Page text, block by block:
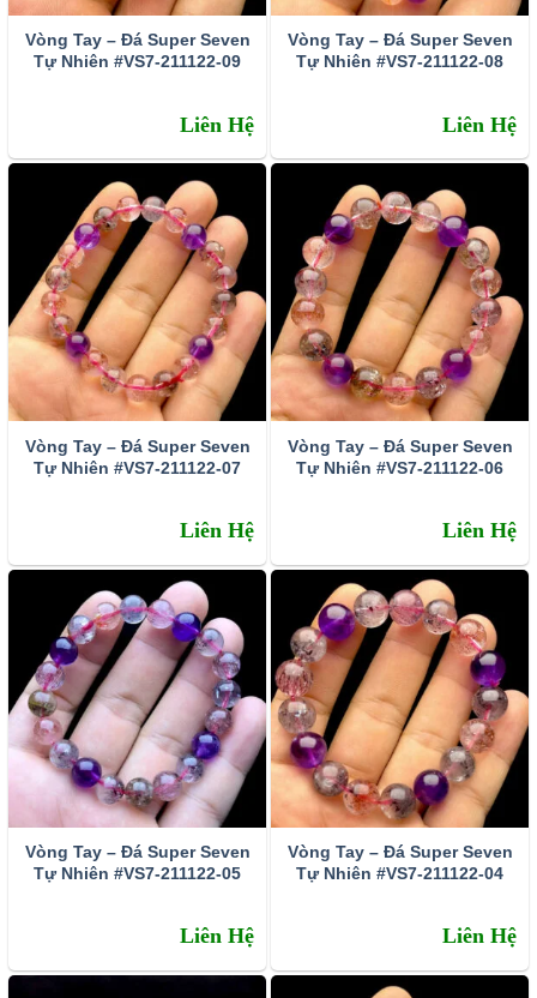
Vòng Tay – Đá Super Seven
Tự Nhiên #VS7-211122-09
Liên Hệ
Vòng Tay – Đá Super Seven
Tự Nhiên #VS7-211122-08
Liên Hệ
Vòng Tay – Đá Super Seven
Tự Nhiên #VS7-211122-07
Liên Hệ
Vòng Tay – Đá Super Seven
Tự Nhiên #VS7-211122-06
Liên Hệ
Vòng Tay – Đá Super Seven
Tự Nhiên #VS7-211122-05
Liên Hệ
Vòng Tay – Đá Super Seven
Tự Nhiên #VS7-211122-04
Liên Hệ